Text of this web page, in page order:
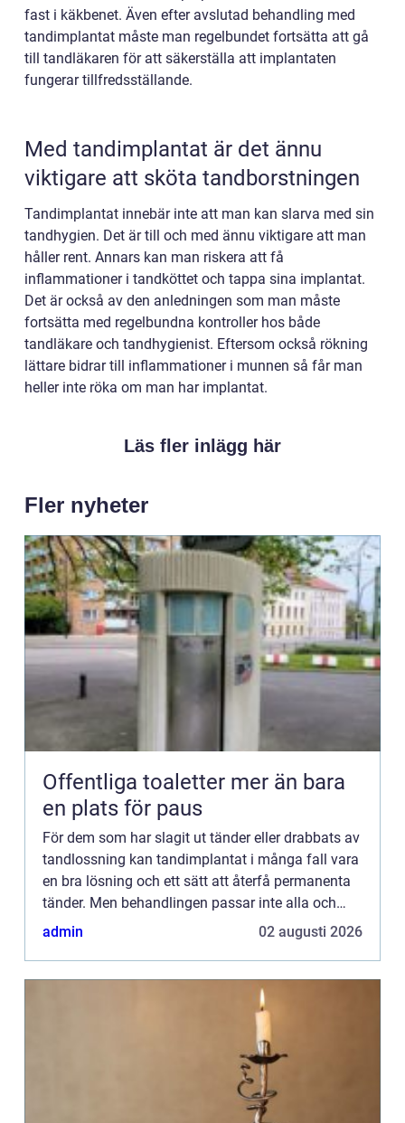
fast i käkbenet. Även efter avslutad behandling med
tandimplantat måste man regelbundet fortsätta att gå
till tandläkaren för att säkerställa att implantaten
fungerar tillfredsställande.
Med tandimplantat är det ännu
viktigare att sköta tandborstningen
Tandimplantat innebär inte att man kan slarva med sin
tandhygien. Det är till och med ännu viktigare att man
håller rent. Annars kan man riskera att få
inflammationer i tandköttet och tappa sina implantat.
Det är också av den anledningen som man måste
fortsätta med regelbundna kontroller hos både
tandläkare och tandhygienist. Eftersom också rökning
lättare bidrar till inflammationer i munnen så får man
heller inte röka om man har implantat.
Läs fler inlägg här
Fler nyheter
Offentliga toaletter mer än bara
en plats för paus
För dem som har slagit ut tänder eller drabbats av
tandlossning kan tandimplantat i många fall vara
en bra lösning och ett sätt att återfå permanenta
tänder. Men behandlingen passar inte alla och
därför måste först en tandläkare göra en grundlig
admin 02 augusti 2026